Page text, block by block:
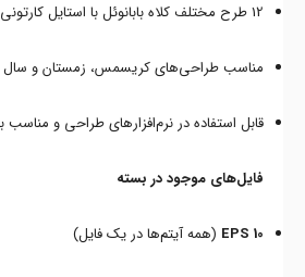
12 طرح مختلف کلاه بابانوئل با استایل کارتونی و دست‌کشیده
مناسب طراحی‌های کریسمس، زمستان و سال
قابل استفاده در نرم‌افزارهای طراحی و
فایل‌های موجود در بسته
EPS 10 (همه آیتم‌ها در یک فایل)